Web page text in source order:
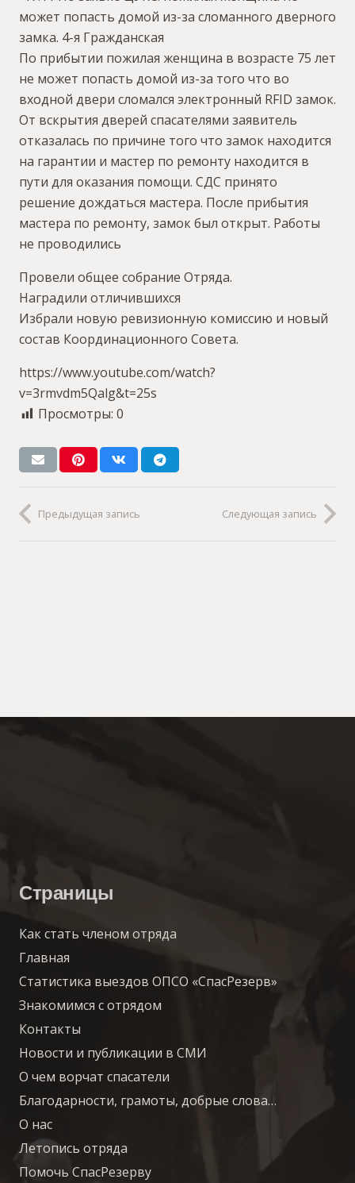
может попасть домой из-за сломанного дверного
замка. 4-я Гражданская
По прибытии пожилая женщина в возрасте 75 лет
не может попасть домой из-за того что во
входной двери сломался электронный RFID замок.
От вскрытия дверей спасателями заявитель
отказалась по причине того что замок находится
на гарантии и мастер по ремонту находится в
пути для оказания помощи. СДС принято
решение дождаться мастера. После прибытия
мастера по ремонту, замок был открыт. Работы
не проводились
Провели общее собрание Отряда.
Наградили отличившихся
Избрали новую ревизионную комиссию и новый
состав Координационного Совета.
https://www.youtube.com/watch?
v=3rmvdm5Qalg&t=25s
Просмотры: 0
Предыдущая запись Следующая запись
Страницы
Как стать членом отряда
Главная
Статистика выездов ОПСО «СпасРезерв»
Знакомимся с отрядом
Контакты
Новости и публикации в СМИ
О чем ворчат спасатели
Благодарности, грамоты, добрые слова…
О нас
Летопись отряда
Помочь СпасРезерву